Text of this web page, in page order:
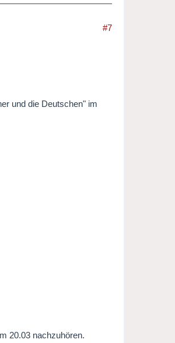
#7
und die Deutschen" im
20.03 nachzuhören.